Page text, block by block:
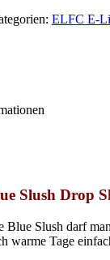
ELFC E-
Slush Drop
Slush darf
warme Tage